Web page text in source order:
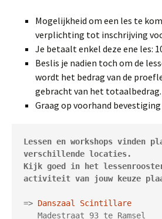
Mogelijkheid om een les te
verplichting tot inschrijving
Je betaalt enkel deze ene les:
Beslis je nadien toch om de
wordt het bedrag van de
gebracht van het totaalbedrag.
Graag op voorhand
Lessen en workshops vinden
verschillende locaties.
Kijk goed in het
activiteit van jouw keuze
=> Danszaal
Scintillare